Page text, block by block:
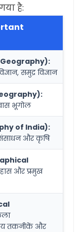
है:
समुद्र विज्ञान
भूगोल
of India):
और कृषि
और प्रमुख
तकनीकें और